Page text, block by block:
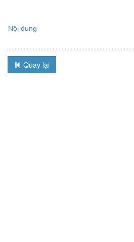
Nội dung
Quay lại